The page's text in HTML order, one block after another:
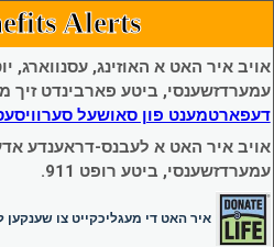
Alerts
אויב איר האט א האוזינג, עסנווארג,
עמערדזשענסי, ביטע פארבינדט זיך
דעפארטמענט פון סאושעל
אויב איר האט א לעבנס-דראענדע
עמערדזשענסי, ביטע רופט 911.
איר האט די מעגליכקייט צו